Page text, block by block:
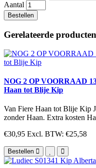
Aantal
Bestellen
Gerelateerde producten
NOG 2 OP VOORRAAD
Haan tot Blije Kip
Van Fiere Haan tot Blije Kip
zonder Haan. Extra kosten
€30,95 Excl. BTW: €25,58
Bestellen